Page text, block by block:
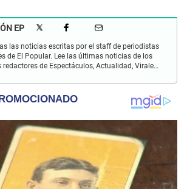
EP
las noticias escritas por el staff de periodistas
de El Popular. Lee las últimas noticias de los
redactores de Espectáculos, Actualidad, Virales,